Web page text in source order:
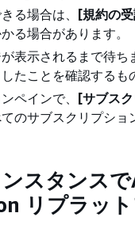
る場合は、
[規約の
る場合があります。
表示されるまで待
たことを確認するも
ペインで、
[サブス
のサブスクリプショ
ンスタンス
リプラッ